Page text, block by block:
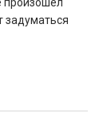
задуматься